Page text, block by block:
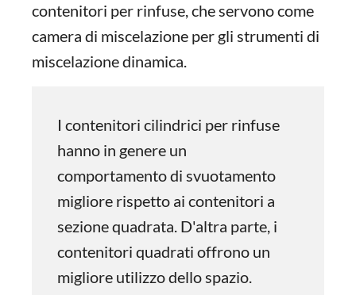
contenitori per rinfuse, che servono come
camera di miscelazione per gli strumenti di
miscelazione dinamica.
I contenitori cilindrici per rinfuse
hanno in genere un
comportamento di svuotamento
migliore rispetto ai contenitori a
sezione quadrata. D'altra parte, i
contenitori quadrati offrono un
migliore utilizzo dello spazio.